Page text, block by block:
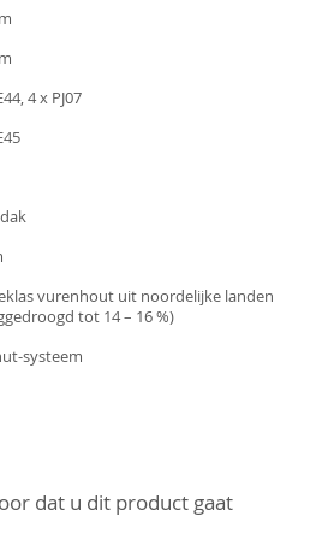
4 x PJ07
vurenhout uit noordelijke landen
tot 14 – 16 %)
systeem
dat u dit product gaat